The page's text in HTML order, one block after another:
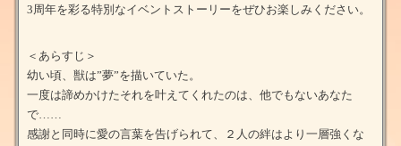
3周年を彩る特別なイベントストーリーをぜひお楽しみください。
＜あらすじ＞
幼い頃、獣は”夢”を描いていた。
一度は諦めかけたそれを叶えてくれたのは、他でもないあなた
で……
感謝と同時に愛の言葉を告げられて、２人の絆はより一層強くな